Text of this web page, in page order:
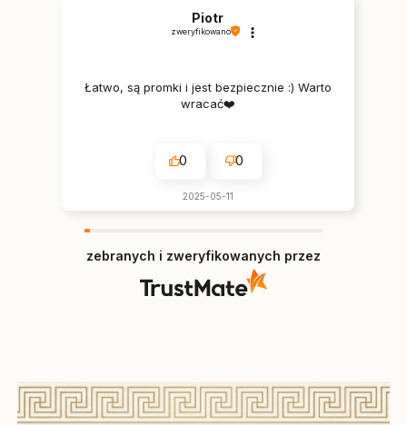
Piotr
zweryfikowano
Łatwo, są promki i jest bezpiecznie :) Warto
wracać❤️
0 0
2025-05-11
zebranych i zweryfikowanych przez